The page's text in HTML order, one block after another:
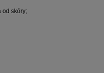
od skóry;